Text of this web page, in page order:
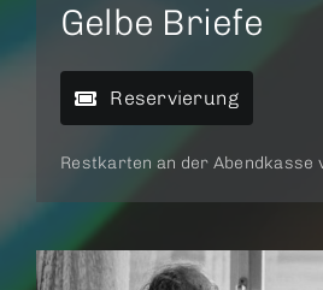
Gelbe Briefe
Reservierung
Restkarten an der Abendkasse